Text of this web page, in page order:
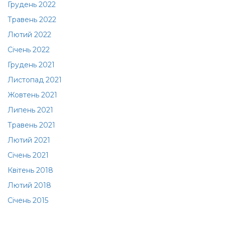
Грудень 2022
Травень 2022
Лютий 2022
Січень 2022
Грудень 2021
Листопад 2021
Жовтень 2021
Липень 2021
Травень 2021
Лютий 2021
Січень 2021
Квітень 2018
Лютий 2018
Січень 2015